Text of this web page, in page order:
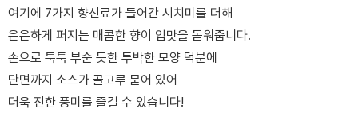
여기에 7가지 향신료가 들어간 시치미를 더해
은은하게 퍼지는 매콤한 향이 입맛을 돋워줍니다.
손으로 툭툭 부순 듯한 투박한 모양 덕분에
단면까지 소스가 골고루 묻어 있어
더욱 진한 풍미를 즐길 수 있습니다!